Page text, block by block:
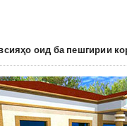
оид ба пешгирии